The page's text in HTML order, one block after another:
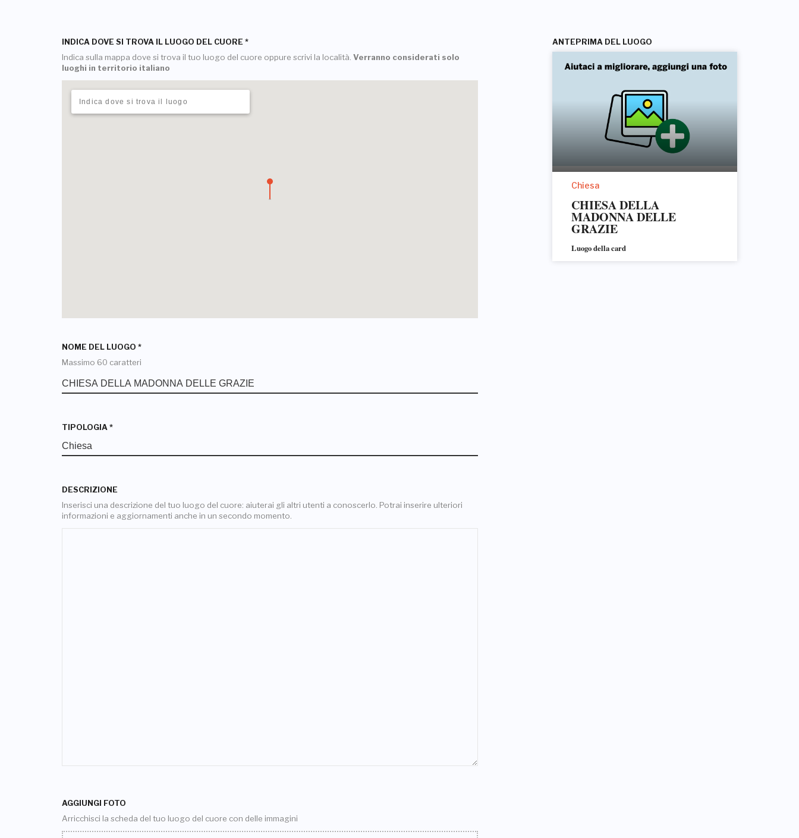
INDICA DOVE SI TROVA IL LUOGO DEL CUORE *
Indica sulla mappa dove si trova il tuo luogo del cuore oppure scrivi la località. Verranno considerati solo
luoghi in territorio italiano
NOME DEL LUOGO *
Massimo 60 caratteri
TIPOLOGIA *
DESCRIZIONE
Inserisci una descrizione del tuo luogo del cuore: aiuterai gli altri utenti a conoscerlo. Potrai inserire ulteriori
informazioni e aggiornamenti anche in un secondo momento.
AGGIUNGI FOTO
Arricchisci la scheda del tuo luogo del cuore con delle immagini
ANTEPRIMA DEL LUOGO
Chiesa
CHIESA DELLA
MADONNA DELLE
GRAZIE
Luogo della card